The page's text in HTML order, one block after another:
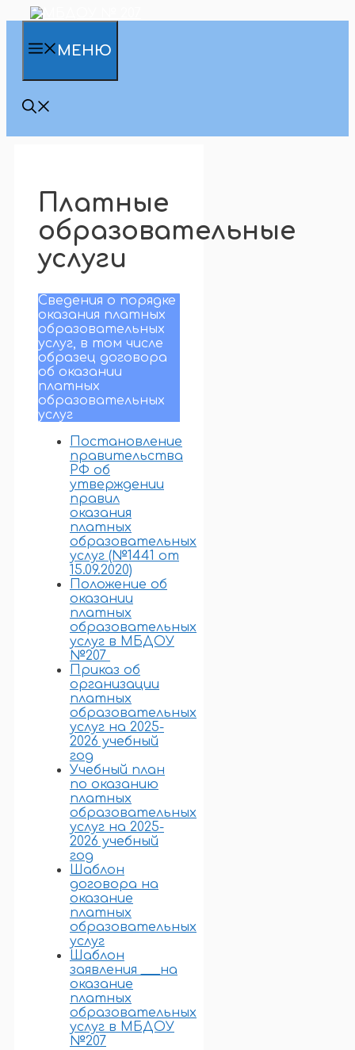
Перейти
содержимому
МЕНЮ
Платные
образовательные
услуги
Сведения о порядке
оказания платных
образовательных
услуг, в том числе
образец договора
об оказании
платных
образовательных
услуг
Постановление
правительства
РФ об
утверждении
правил
оказания
платных
образовательных
услуг (№1441 от
15.09.2020)
Положение об
оказании
платных
образовательных
услуг в МБДОУ
№207
Приказ об
организации
платных
образовательных
услуг на 2025-
2026 учебный
год
Учебный план
по оказанию
платных
образовательных
услуг на 2025-
2026 учебный
год
Шаблон
договора на
оказание
платных
образовательных
услуг
Шаблон
заявления ___на
оказание
платных
образовательных
услуг в МБДОУ
№207